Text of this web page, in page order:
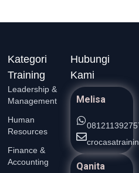
Kategori
Training
Leadership &
Management
Human
Resources
Finance &
Accounting
Hubungi
Kami
Melisa
Qanita